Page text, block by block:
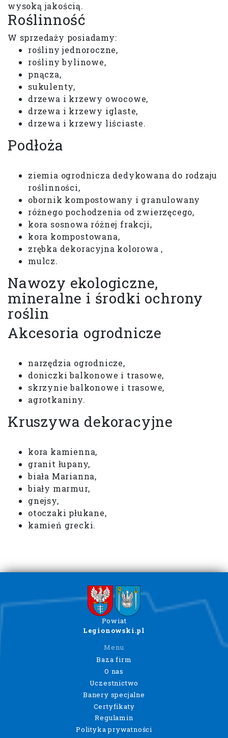
wysoką jakością.
Roślinność
W sprzedaży posiadamy:
rośliny jednoroczne,
rośliny bylinowe,
pnącza,
sukulenty,
drzewa i krzewy owocowe,
drzewa i krzewy iglaste,
drzewa i krzewy liściaste.
Podłoża
ziemia ogrodnicza dedykowana do rodzaju
roślinności,
obornik kompostowany i granulowany
różnego pochodzenia od zwierzęcego,
kora sosnowa różnej frakcji,
kora kompostowana,
zrębka dekoracyjna kolorowa ,
mulcz.
Nawozy ekologiczne,
mineralne i środki ochrony
roślin
Akcesoria ogrodnicze
narzędzia ogrodnicze,
doniczki balkonowe i trasowe,
skrzynie balkonowe i trasowe,
agrotkaniny.
Kruszywa dekoracyjne
kora kamienna,
granit łupany,
biała Marianna,
biały marmur,
gnejsy,
otoczaki płukane,
kamień grecki.
Powiat
Legionowski.pl
Menu
Baza firm
O nas
Uczestnictwo
Banery specjalne
Certyfikaty
Regulamin
Polityka prywatności